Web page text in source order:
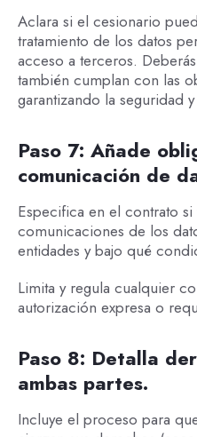
Aclara si el cesionario
tratamiento de los datos
acceso a terceros.
también cumplan con las
garantizando la seguridad
Paso 7: Añade
comunicación de
Especifica en el contrato si
comunicaciones de los
entidades y bajo qué
Limita y regula cualquier
autorización expresa o
Paso 8: Detalla
ambas partes.
Incluye el proceso para